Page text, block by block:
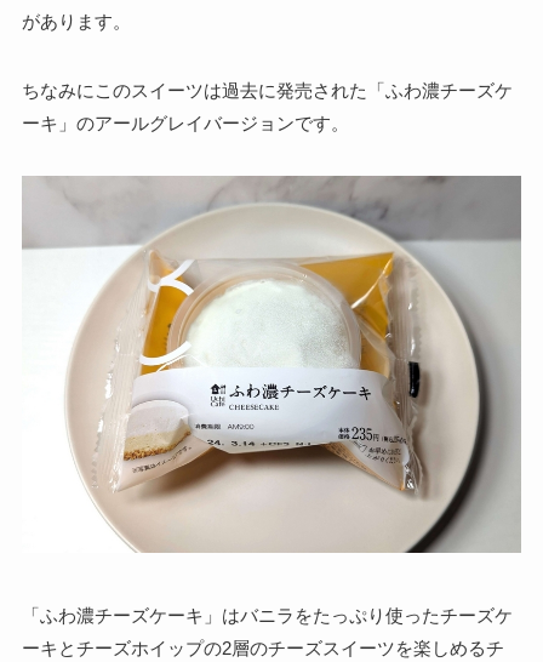
があります。
ちなみにこのスイーツは過去に発売された「ふわ濃チーズケ
ーキ」のアールグレイバージョンです。
「ふわ濃チーズケーキ」はバニラをたっぷり使ったチーズケ
ーキとチーズホイップの2層のチーズスイーツを楽しめるチ